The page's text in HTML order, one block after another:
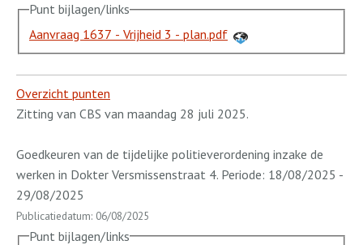
Punt bijlagen/links
Aanvraag 1637 - Vrijheid 3 - plan.pdf
Overzicht punten
Zitting van CBS van maandag 28 juli 2025.
Goedkeuren van de tijdelijke politieverordening inzake de
werken in Dokter Versmissenstraat 4. Periode: 18/08/2025 -
29/08/2025
Publicatiedatum: 06/08/2025
Punt bijlagen/links